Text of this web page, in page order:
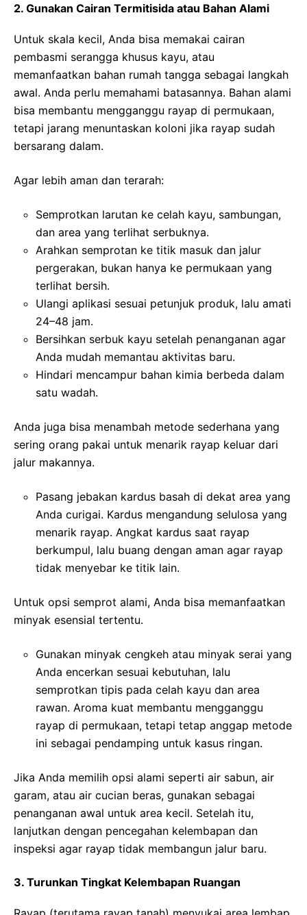
2. Gunakan Cairan Termitisida atau Bahan Alami
Untuk skala kecil, Anda bisa memakai cairan
pembasmi serangga khusus kayu, atau
memanfaatkan bahan rumah tangga sebagai langkah
awal. Anda perlu memahami batasannya. Bahan alami
bisa membantu mengganggu rayap di permukaan,
tetapi jarang menuntaskan koloni jika rayap sudah
bersarang dalam.
Agar lebih aman dan terarah:
Semprotkan larutan ke celah kayu, sambungan,
dan area yang terlihat serbuknya.
Arahkan semprotan ke titik masuk dan jalur
pergerakan, bukan hanya ke permukaan yang
terlihat bersih.
Ulangi aplikasi sesuai petunjuk produk, lalu amati
24–48 jam.
Bersihkan serbuk kayu setelah penanganan agar
Anda mudah memantau aktivitas baru.
Hindari mencampur bahan kimia berbeda dalam
satu wadah.
Anda juga bisa menambah metode sederhana yang
sering orang pakai untuk menarik rayap keluar dari
jalur makannya.
Pasang jebakan kardus basah di dekat area yang
Anda curigai. Kardus mengandung selulosa yang
menarik rayap. Angkat kardus saat rayap
berkumpul, lalu buang dengan aman agar rayap
tidak menyebar ke titik lain.
Untuk opsi semprot alami, Anda bisa memanfaatkan
minyak esensial tertentu.
Gunakan minyak cengkeh atau minyak serai yang
Anda encerkan sesuai kebutuhan, lalu
semprotkan tipis pada celah kayu dan area
rawan. Aroma kuat membantu mengganggu
rayap di permukaan, tetapi tetap anggap metode
ini sebagai pendamping untuk kasus ringan.
Jika Anda memilih opsi alami seperti air sabun, air
garam, atau air cucian beras, gunakan sebagai
penanganan awal untuk area kecil. Setelah itu,
lanjutkan dengan pencegahan kelembapan dan
inspeksi agar rayap tidak membangun jalur baru.
3. Turunkan Tingkat Kelembapan Ruangan